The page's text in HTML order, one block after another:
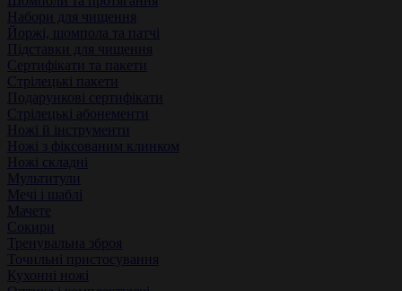
Набори для чищення
Йоржі, шомпола та патчі
Підставки для чищення
Сертифікати та пакети
Стрілецькі пакети
Подарункові сертифікати
Стрілецькі абонементи
Ножі й інструменти
Ножі з фіксованим клинком
Ножі складні
Мультитули
Мечі і шаблі
Мачете
Сокири
Тренувальна зброя
Точильні пристосування
Кухонні ножі